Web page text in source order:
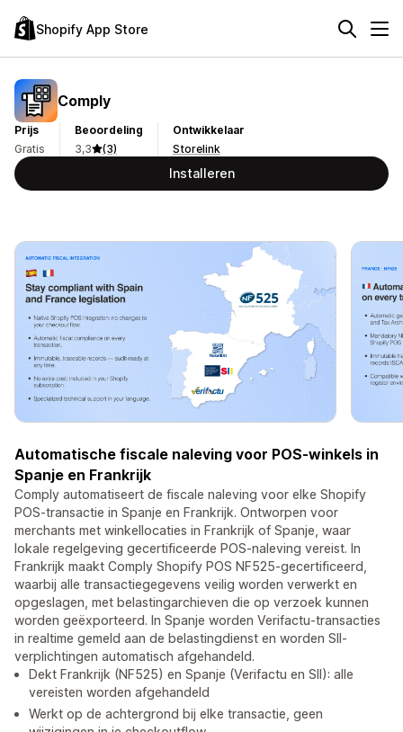
Shopify App Store
Comply
Prijs
Gratis
Beoordeling
3,3
(3)
Ontwikkelaar
Storelink
Installeren
Automatische fiscale naleving voor POS-winkels in
Spanje en Frankrijk
Comply automatiseert de fiscale naleving voor elke Shopify
POS-transactie in Spanje en Frankrijk. Ontworpen voor
merchants met winkellocaties in Frankrijk of Spanje, waar
lokale regelgeving gecertificeerde POS-naleving vereist. In
Frankrijk maakt Comply Shopify POS NF525-gecertificeerd,
waarbij alle transactiegegevens veilig worden verwerkt en
opgeslagen, met belastingarchieven die op verzoek kunnen
worden geëxporteerd. In Spanje worden Verifactu-transacties
in realtime gemeld aan de belastingdienst en worden SII-
verplichtingen automatisch afgehandeld.
Dekt Frankrijk (NF525) en Spanje (Verifactu en SII): alle
vereisten worden afgehandeld
Werkt op de achtergrond bij elke transactie, geen